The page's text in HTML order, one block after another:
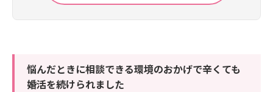
悩んだときに相談できる環境のおかげで辛くても
婚活を続けられました